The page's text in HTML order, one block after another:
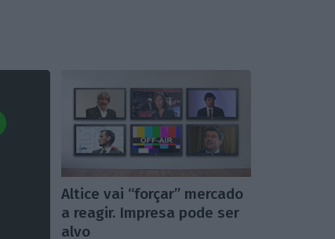
Altice vai “forçar” mercado
a reagir. Impresa pode ser
alvo